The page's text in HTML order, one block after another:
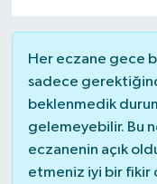
Her eczane gece
sadece
beklenmedik
gelemeyebilir. Bu
eczanenin açık
etmeniz iyi bir fikir